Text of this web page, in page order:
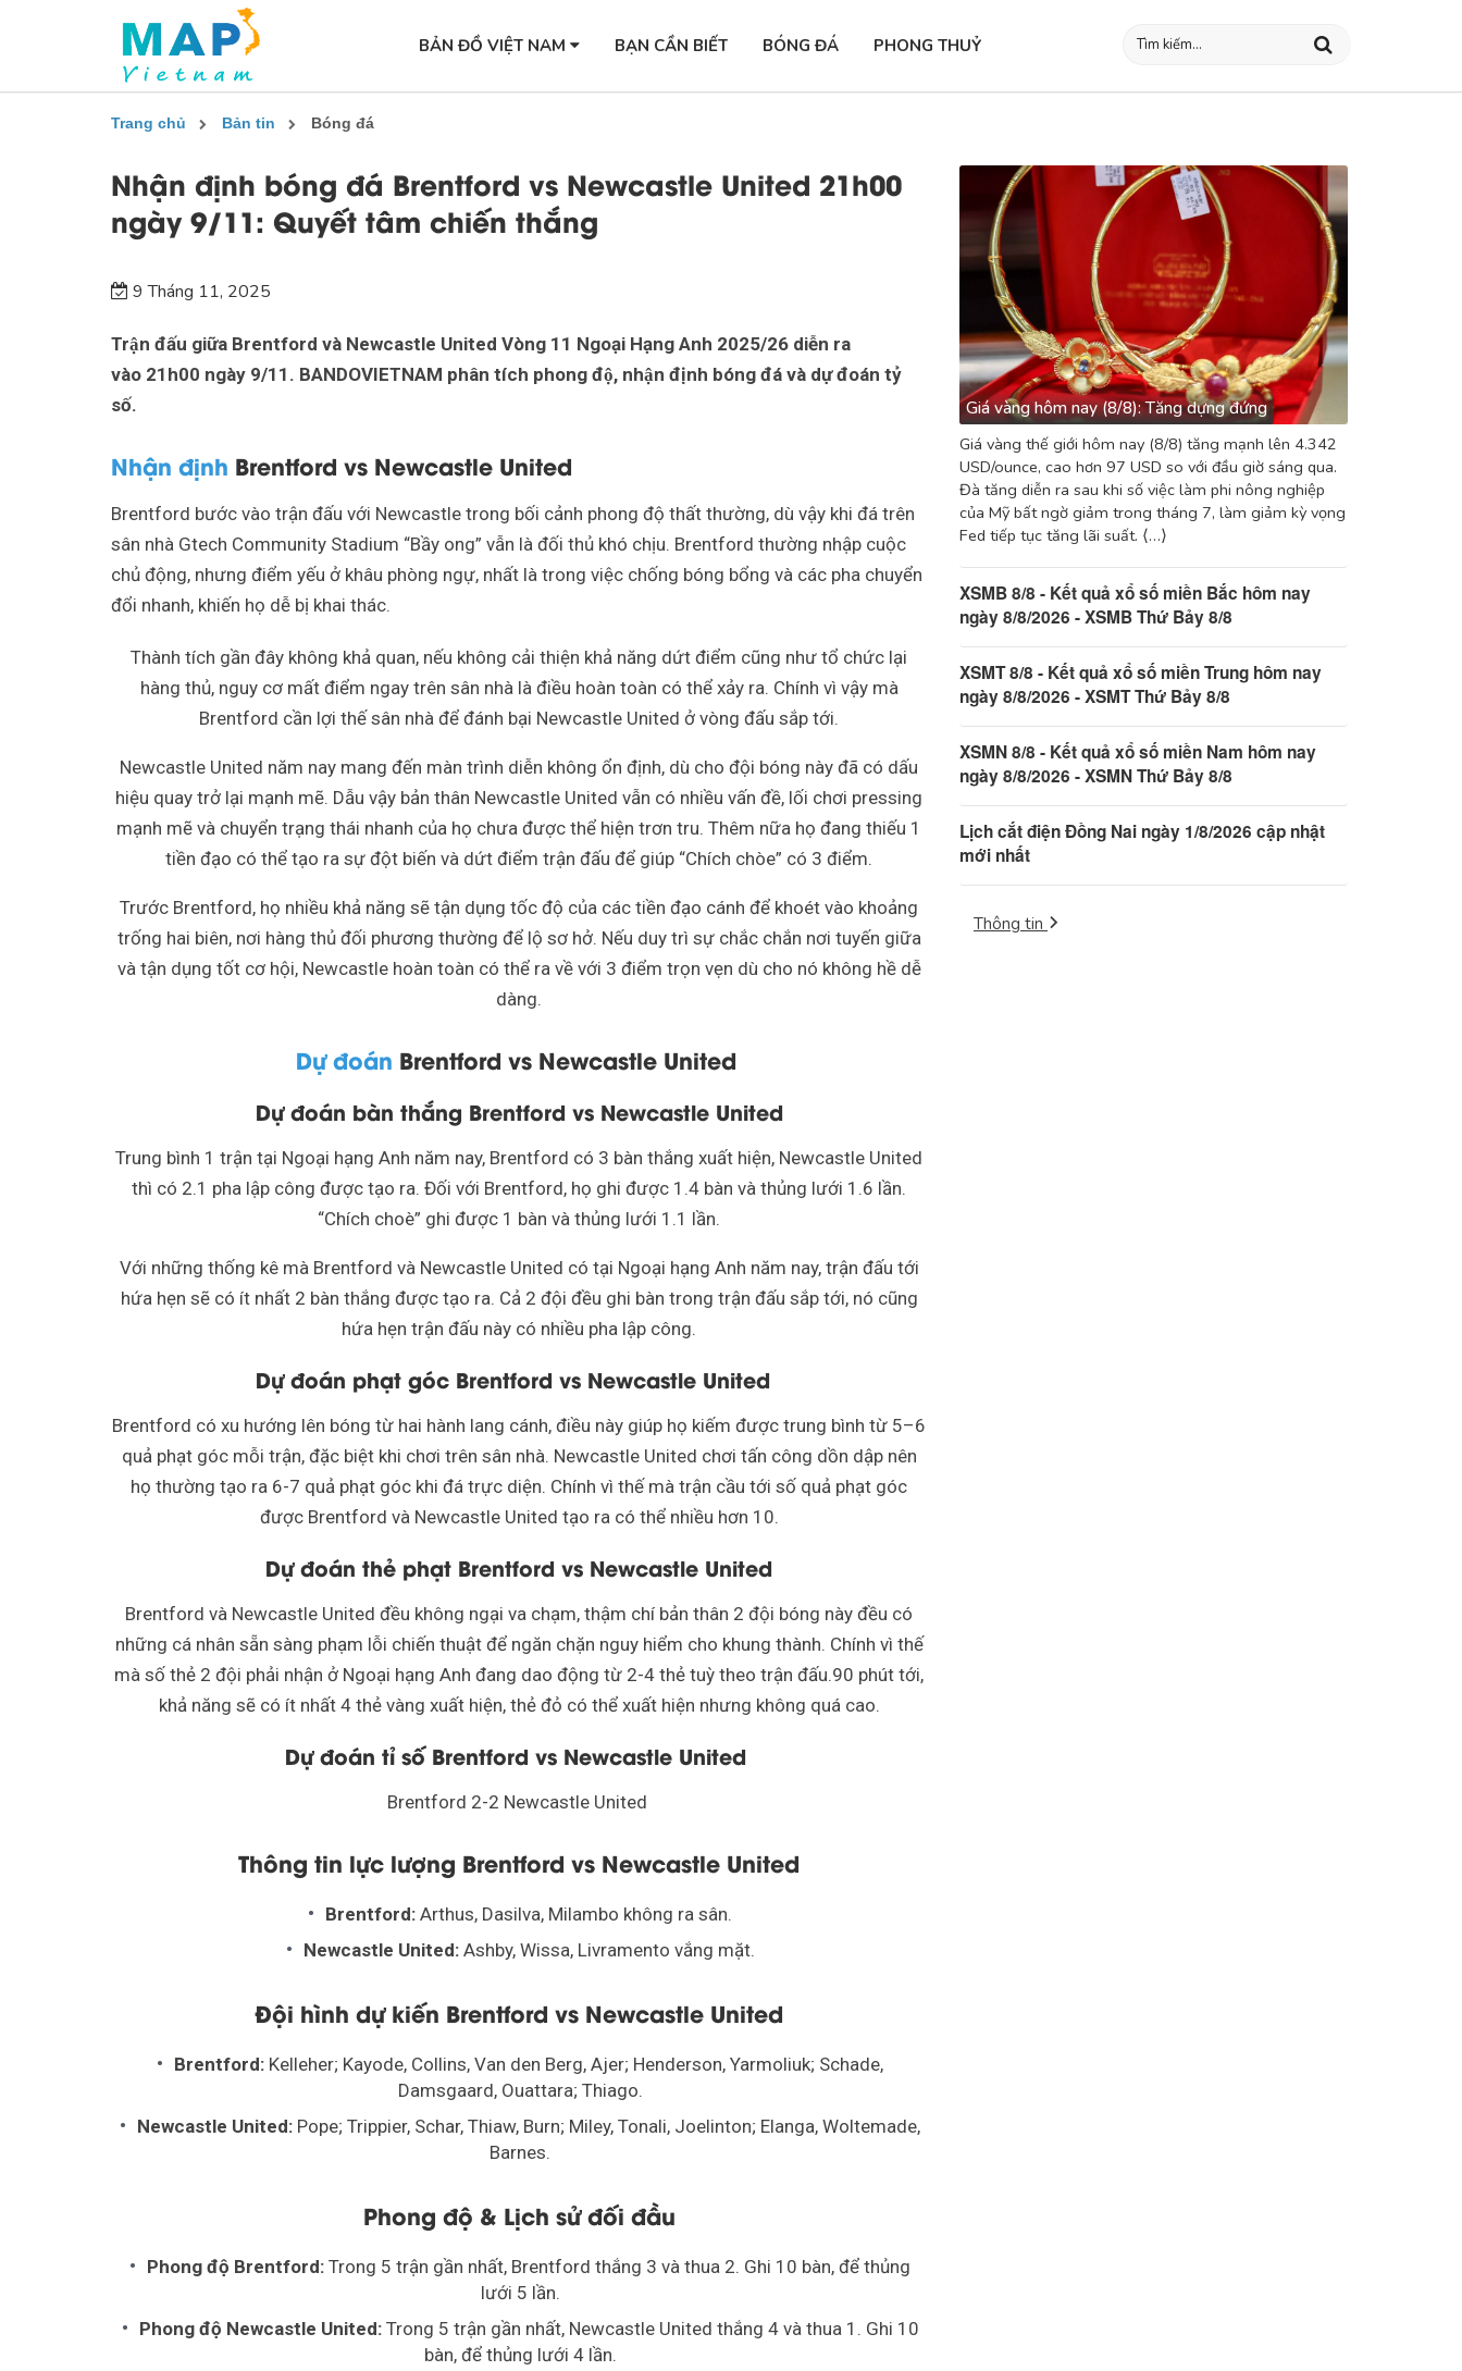
BẢN ĐỒ VIỆT NAM BẠN CẦN BIẾT BÓNG ĐÁ PHONG THUỶ
Trang chủ Bản tin Bóng đá
Nhận định bóng đá Brentford vs Newcastle United 21h00
ngày 9/11: Quyết tâm chiến thắng
9 Tháng 11, 2025
Trận đấu giữa Brentford và Newcastle United Vòng 11 Ngoại Hạng Anh 2025/26 diễn ra
vào 21h00 ngày 9/11. BANDOVIETNAM phân tích phong độ, nhận định bóng đá và dự đoán tỷ
số.
Nhận định Brentford vs Newcastle United
Brentford bước vào trận đấu với Newcastle trong bối cảnh phong độ thất thường, dù vậy khi đá trên
sân nhà Gtech Community Stadium “Bầy ong” vẫn là đối thủ khó chịu. Brentford thường nhập cuộc
chủ động, nhưng điểm yếu ở khâu phòng ngự, nhất là trong việc chống bóng bổng và các pha chuyển
đổi nhanh, khiến họ dễ bị khai thác.
Thành tích gần đây không khả quan, nếu không cải thiện khả năng dứt điểm cũng như tổ chức lại
hàng thủ, nguy cơ mất điểm ngay trên sân nhà là điều hoàn toàn có thể xảy ra. Chính vì vậy mà
Brentford cần lợi thế sân nhà để đánh bại Newcastle United ở vòng đấu sắp tới.
Newcastle United năm nay mang đến màn trình diễn không ổn định, dù cho đội bóng này đã có dấu
hiệu quay trở lại mạnh mẽ. Dẫu vậy bản thân Newcastle United vẫn có nhiều vấn đề, lối chơi pressing
mạnh mẽ và chuyển trạng thái nhanh của họ chưa được thể hiện trơn tru. Thêm nữa họ đang thiếu 1
tiền đạo có thể tạo ra sự đột biến và dứt điểm trận đấu để giúp “Chích chòe” có 3 điểm.
Trước Brentford, họ nhiều khả năng sẽ tận dụng tốc độ của các tiền đạo cánh để khoét vào khoảng
trống hai biên, nơi hàng thủ đối phương thường để lộ sơ hở. Nếu duy trì sự chắc chắn nơi tuyến giữa
và tận dụng tốt cơ hội, Newcastle hoàn toàn có thể ra về với 3 điểm trọn vẹn dù cho nó không hề dễ
dàng.
Dự đoán Brentford vs Newcastle United
Dự đoán bàn thắng Brentford vs Newcastle United
Trung bình 1 trận tại Ngoại hạng Anh năm nay, Brentford có 3 bàn thắng xuất hiện, Newcastle United
thì có 2.1 pha lập công được tạo ra. Đối với Brentford, họ ghi được 1.4 bàn và thủng lưới 1.6 lần.
“Chích choè” ghi được 1 bàn và thủng lưới 1.1 lần.
Với những thống kê mà Brentford và Newcastle United có tại Ngoại hạng Anh năm nay, trận đấu tới
hứa hẹn sẽ có ít nhất 2 bàn thắng được tạo ra. Cả 2 đội đều ghi bàn trong trận đấu sắp tới, nó cũng
hứa hẹn trận đấu này có nhiều pha lập công.
Dự đoán phạt góc Brentford vs Newcastle United
Brentford có xu hướng lên bóng từ hai hành lang cánh, điều này giúp họ kiếm được trung bình từ 5–6
quả phạt góc mỗi trận, đặc biệt khi chơi trên sân nhà. Newcastle United chơi tấn công dồn dập nên
họ thường tạo ra 6-7 quả phạt góc khi đá trực diện. Chính vì thế mà trận cầu tới số quả phạt góc
được Brentford và Newcastle United tạo ra có thể nhiều hơn 10.
Dự đoán thẻ phạt Brentford vs Newcastle United
Brentford và Newcastle United đều không ngại va chạm, thậm chí bản thân 2 đội bóng này đều có
những cá nhân sẵn sàng phạm lỗi chiến thuật để ngăn chặn nguy hiểm cho khung thành. Chính vì thế
mà số thẻ 2 đội phải nhận ở Ngoại hạng Anh đang dao động từ 2-4 thẻ tuỳ theo trận đấu.90 phút tới,
khả năng sẽ có ít nhất 4 thẻ vàng xuất hiện, thẻ đỏ có thể xuất hiện nhưng không quá cao.
Dự đoán tỉ số Brentford vs Newcastle United
Brentford 2-2 Newcastle United
Thông tin lực lượng Brentford vs Newcastle United
Brentford: Arthus, Dasilva, Milambo không ra sân.
Newcastle United: Ashby, Wissa, Livramento vắng mặt.
Đội hình dự kiến Brentford vs Newcastle United
Brentford: Kelleher; Kayode, Collins, Van den Berg, Ajer; Henderson, Yarmoliuk; Schade,
Damsgaard, Ouattara; Thiago.
Newcastle United: Pope; Trippier, Schar, Thiaw, Burn; Miley, Tonali, Joelinton; Elanga, Woltemade,
Barnes.
Phong độ & Lịch sử đối đầu
Phong độ Brentford: Trong 5 trận gần nhất, Brentford thắng 3 và thua 2. Ghi 10 bàn, để thủng
lưới 5 lần.
Phong độ Newcastle United: Trong 5 trận gần nhất, Newcastle United thắng 4 và thua 1. Ghi 10
bàn, để thủng lưới 4 lần.
Giá vàng hôm nay (8/8): Tăng dựng đứng
Giá vàng thế giới hôm nay (8/8) tăng mạnh lên 4.342
USD/ounce, cao hơn 97 USD so với đầu giờ sáng qua.
Đà tăng diễn ra sau khi số việc làm phi nông nghiệp
của Mỹ bất ngờ giảm trong tháng 7, làm giảm kỳ vọng
Fed tiếp tục tăng lãi suất. ⟨…⟩
XSMB 8/8 - Kết quả xổ số miền Bắc hôm nay
ngày 8/8/2026 - XSMB Thứ Bảy 8/8
XSMT 8/8 - Kết quả xổ số miền Trung hôm nay
ngày 8/8/2026 - XSMT Thứ Bảy 8/8
XSMN 8/8 - Kết quả xổ số miền Nam hôm nay
ngày 8/8/2026 - XSMN Thứ Bảy 8/8
Lịch cắt điện Đồng Nai ngày 1/8/2026 cập nhật
mới nhất
Thông tin